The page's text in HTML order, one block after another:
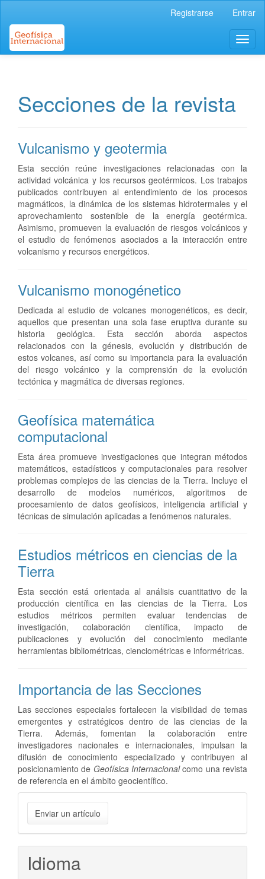
Contenido
principal
Barra
Registrarse Entrar
Secciones de la revista
Vulcanismo y geotermia
Esta sección reúne investigaciones relacionadas con la
actividad volcánica y los recursos geotérmicos. Los trabajos
publicados contribuyen al entendimiento de los procesos
magmáticos, la dinámica de los sistemas hidrotermales y el
aprovechamiento sostenible de la energía geotérmica.
Asimismo, promueven la evaluación de riesgos volcánicos y
el estudio de fenómenos asociados a la interacción entre
volcanismo y recursos energéticos.
Vulcanismo monogénetico
Dedicada al estudio de volcanes monogenéticos, es decir,
aquellos que presentan una sola fase eruptiva durante su
historia geológica. Esta sección aborda aspectos
relacionados con la génesis, evolución y distribución de
estos volcanes, así como su importancia para la evaluación
del riesgo volcánico y la comprensión de la evolución
tectónica y magmática de diversas regiones.
Geofísica matemática
computacional
Esta área promueve investigaciones que integran métodos
matemáticos, estadísticos y computacionales para resolver
problemas complejos de las ciencias de la Tierra. Incluye el
desarrollo de modelos numéricos, algoritmos de
procesamiento de datos geofísicos, inteligencia artificial y
técnicas de simulación aplicadas a fenómenos naturales.
Estudios métricos en ciencias de la
Tierra
Esta sección está orientada al análisis cuantitativo de la
producción científica en las ciencias de la Tierra. Los
estudios métricos permiten evaluar tendencias de
investigación, colaboración científica, impacto de
publicaciones y evolución del conocimiento mediante
herramientas bibliométricas, cienciométricas e informétricas.
Importancia de las Secciones
Las secciones especiales fortalecen la visibilidad de temas
emergentes y estratégicos dentro de las ciencias de la
Tierra. Además, fomentan la colaboración entre
investigadores nacionales e internacionales, impulsan la
difusión de conocimiento especializado y contribuyen al
posicionamiento de Geofísica Internacionalcomo una revista
de referencia en el ámbito geocientífico.
Enviar
un
artículo
Enviar un artículo
Idioma